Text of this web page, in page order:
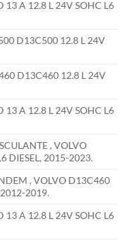
13 A 12.8 L 24V SOHC L6
D13C500 12.8 L 24V
D13C460 12.8 L 24V
13 A 12.8 L 24V SOHC L6
, VOLVO
DIESEL, 2015-2023.
, VOLVO D13C460
2019.
13 A 12.8 L 24V SOHC L6